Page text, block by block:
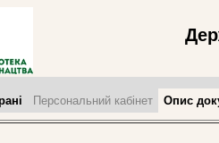
Персональний кабінет Опис